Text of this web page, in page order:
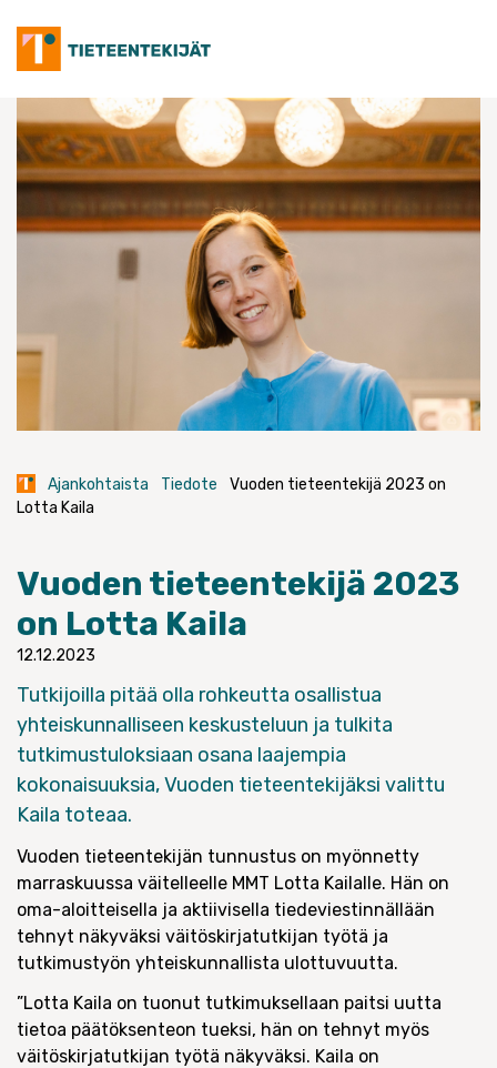
content
Ajankohtaista Tiedote
Vuoden tieteentekijä 2023 on
Lotta Kaila
Vuoden tieteentekijä 2023
on Lotta Kaila
12.12.2023
Tutkijoilla pitää olla rohkeutta osallistua
yhteiskunnalliseen keskusteluun ja tulkita
tutkimustuloksiaan osana laajempia
kokonaisuuksia, Vuoden tieteentekijäksi valittu
Kaila toteaa.
Vuoden tieteentekijän tunnustus on myönnetty
marraskuussa väitelleelle MMT Lotta Kailalle. Hän on
oma-aloitteisella ja aktiivisella tiedeviestinnällään
tehnyt näkyväksi väitöskirjatutkijan työtä ja
tutkimustyön yhteiskunnallista ulottuvuutta.
”Lotta Kaila on tuonut tutkimuksellaan paitsi uutta
tietoa päätöksenteon tueksi, hän on tehnyt myös
väitöskirjatutkijan työtä näkyväksi. Kaila on